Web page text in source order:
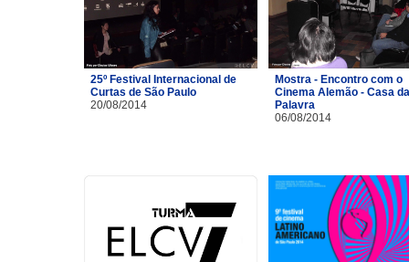
25º Festival Internacional de
Curtas de São Paulo
20/08/2014
Mostra - Encontro com o
Cinema Alemão - Casa da
Palavra
06/08/2014